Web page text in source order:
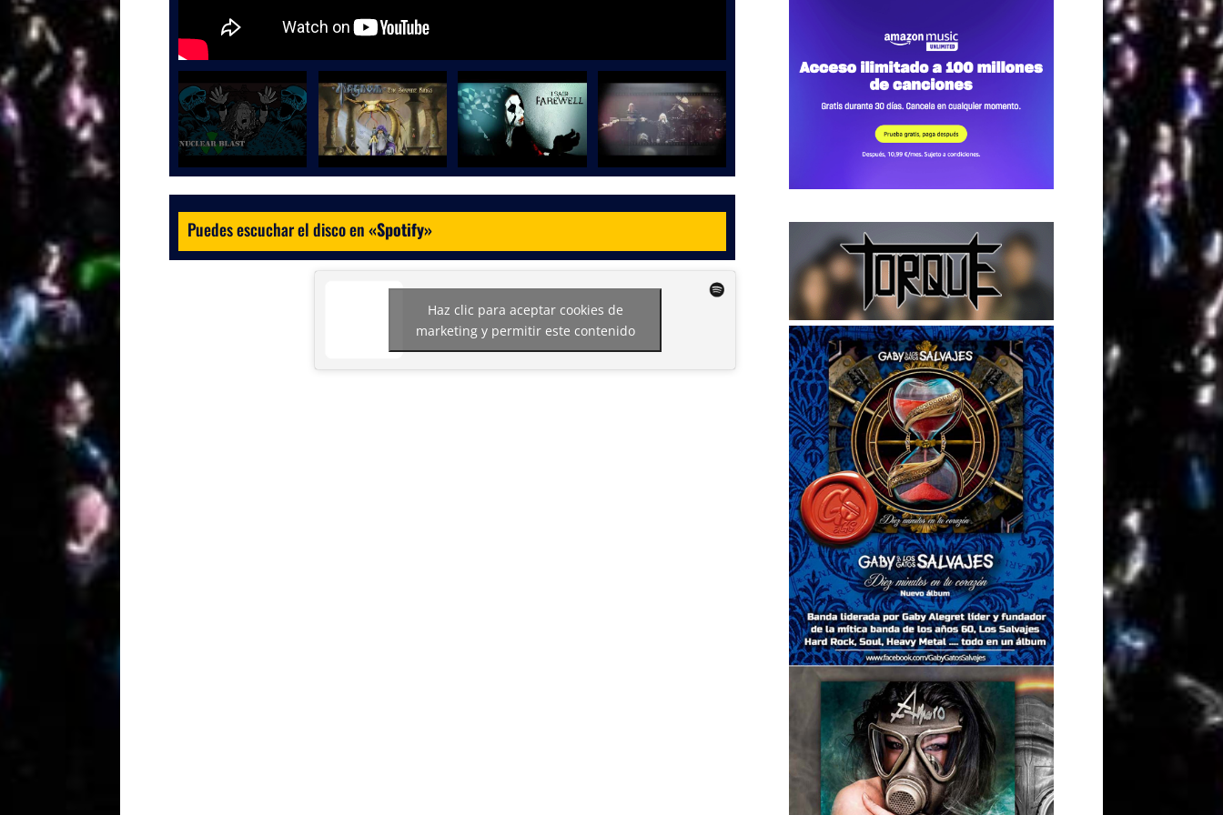
Puedes escuchar el disco en«Spotify»
Haz clic para aceptar cookies de
marketing y permitir este contenido